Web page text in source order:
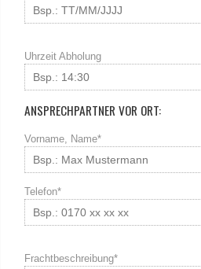
Uhrzeit Abholung
ANSPRECHPARTNER VOR ORT:
Vorname, Name*
Telefon*
Frachtbeschreibung*